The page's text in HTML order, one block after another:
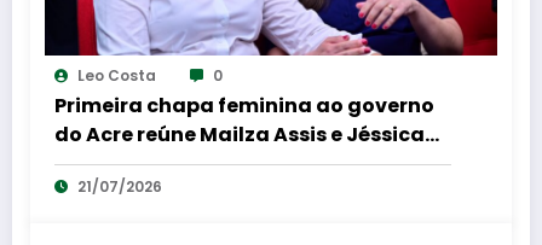
Leo Costa 0
Primeira chapa feminina ao governo
do Acre reúne Mailza Assis e Jéssica
Sales em coletiva de imprensa
21/07/2026